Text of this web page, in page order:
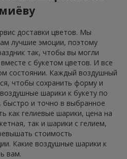
доставки цветов. Мы
лучшие эмоции, поэтому
так, чтобы вы могли
с букетом цветов. И все
состоянии. Каждый воздушный
чтобы сохранить форму и
шарики к букету по
быстро и точно в выбранное
как гелиевые шарики, цена на
так и шарики с гелием,
стоимость
Какие воздушные шарики к
вам.